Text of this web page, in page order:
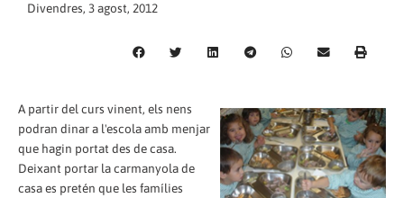
Divendres, 3 agost, 2012
A partir del curs vinent, els nens
podran dinar a l'escola amb menjar
que hagin portat des de casa.
Deixant portar la carmanyola de
casa es pretén que les famílies